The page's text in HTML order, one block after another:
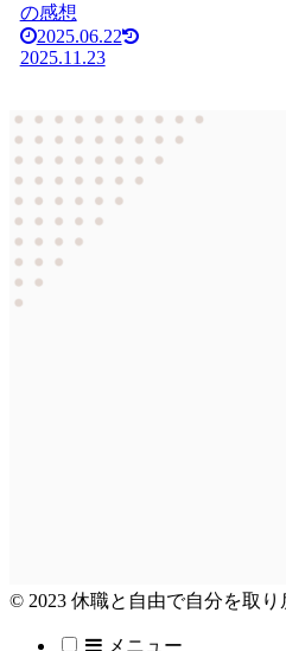
の感想
2025.06.22
2025.11.23
© 2023 休職と自由で自分を取り
メニュー